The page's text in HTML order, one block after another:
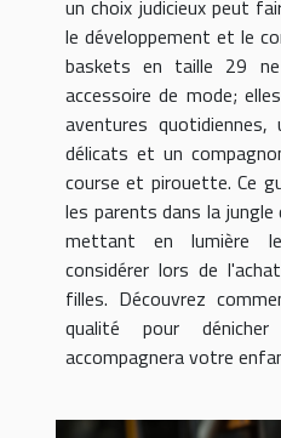
un choix judicieux peut
le développement et le
baskets en taille 29
accessoire de mode;
aventures
délicats et un
course et pirouette. Ce
les parents dans la
mettant en lumière
considérer lors de
filles. Découvrez
qualité pour
accompagnera votre